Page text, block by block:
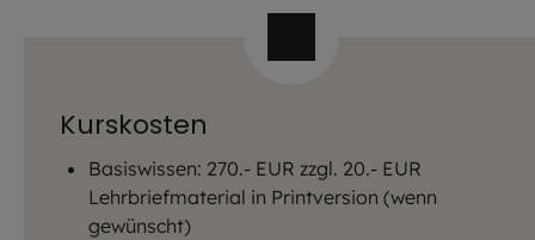
Kurskosten
Basiswissen: 270.- EUR zzgl. 20.- EUR
Lehrbriefmaterial in Printversion (wenn
gewünscht)